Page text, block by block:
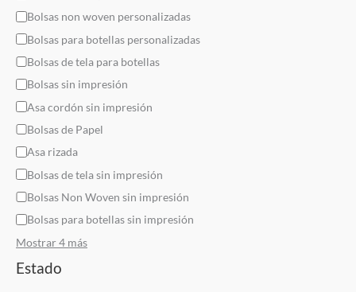
o
r
í
Bolsas non woven personalizadas
Bolsas para botellas personalizadas
Bolsas de tela para botellas
Bolsas sin impresión
Asa cordón sin impresión
Bolsas de Papel
Asa rizada
Bolsas de tela sin impresión
Bolsas Non Woven sin impresión
Bolsas para botellas sin impresión
Mostrar 4 más
Estado